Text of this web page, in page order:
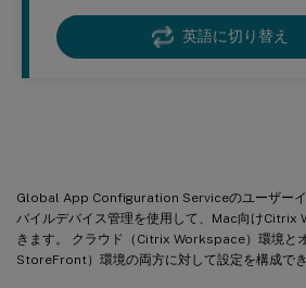
英語に切り替え
Global App Configuration Serviceのユーザーイ
バイルデバイス管理を使用して、Mac向けCitrix
きます。 クラウド（Citrix Workspace）環境と
StoreFront）環境の両方に対して設定を構成でき